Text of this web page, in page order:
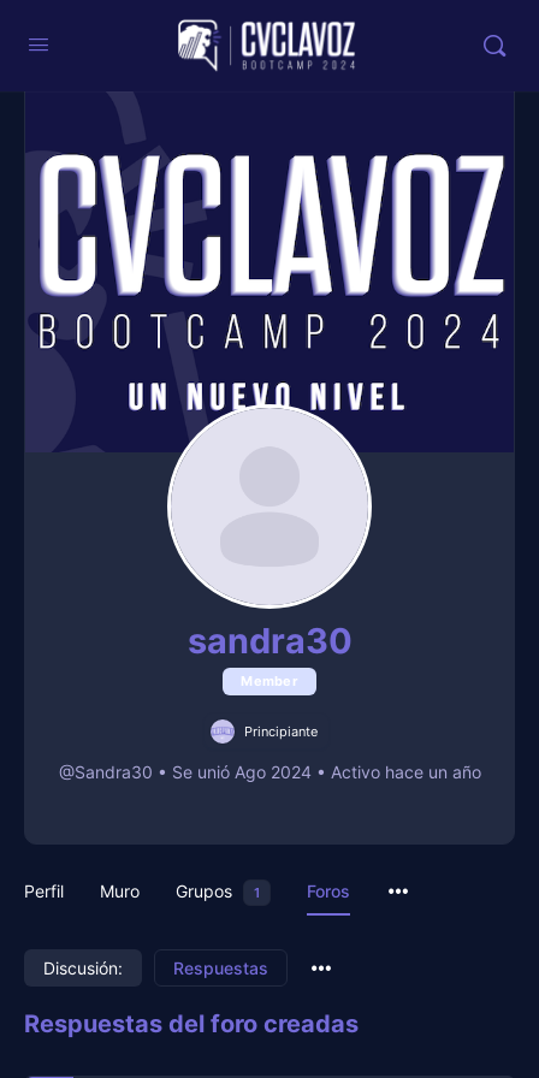
sandra30
Member
Principiante
@Sandra30 • Se unió Ago 2024 • Activo hace un año
Perfil Muro Grupos 1 Foros
Discusión: Respuestas
Respuestas del foro creadas